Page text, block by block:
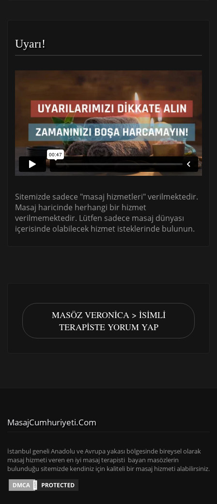
Uyarı!
Sitemizde sadece "masaj hizmetleri" verilmektedir.
Masaj haricinde herhangi bir hizmet
verilmemektedir. Lütfen sadece masaj dünyası
içerisinde olabilecek hizmet isteklerinde bulunun.
MASÖZ VERONICA > İSIMLI
TERAPISTE YORUM YAP
MasajCumhuriyeti.com
İstanbul geneli Anadolu ve Avrupa yakası bölgesinde bireysel olarak
masaj hizmeti veren en iyi masaj terapisti bayan masözlerin
bulunduğu sitemizde kendiniz için kaliteli bir masaj hizmeti alabilirsiniz.